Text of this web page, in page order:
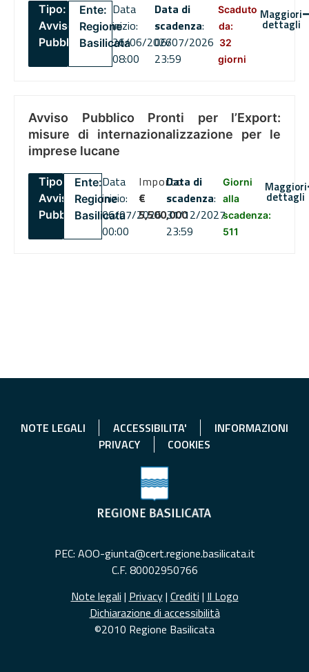
Tipo:
Avviso
Pubblico
Ente:
Regione
Basilicata
Data
inizio:
26/06/2026
08:00
Data di
scadenza:
06/07/2026
23:59
Scaduto
da:
32
giorni
Maggiori
dettagli
Avviso Pubblico Pronti per l’Export:
misure di internazionalizzazione per le
imprese lucane
Tipo:
Avviso
Pubblico
Ente:
Regione
Basilicata
Data
inizio:
06/07/2026
00:00
Importo
€
5,500,000
Data di
scadenza:
31/12/2027
23:59
Giorni
alla
scadenza:
511
Maggiori
dettagli
NOTE LEGALI ACCESSIBILITA'
INFORMAZIONI
PRIVACY
COOKIES
PEC: AOO-giunta@cert.regione.basilicata.it
C.F. 80002950766
Note legali | Privacy| Crediti | Il Logo
Dichiarazione di accessibilità
©2010 Regione Basilicata